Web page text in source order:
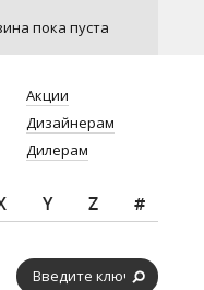
пока пуста
Акции
Дизайнерам
Дилерам
Y Z #